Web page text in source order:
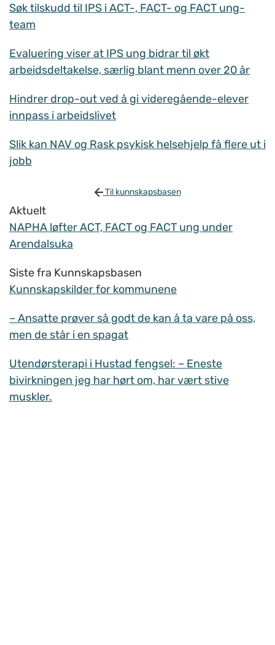
Søk tilskudd til IPS i ACT-, FACT- og FACT ung-
team
Evaluering viser at IPS ung bidrar til økt
arbeidsdeltakelse, særlig blant menn over 20 år
Hindrer drop-out ved å gi videregående-elever
innpass i arbeidslivet
Slik kan NAV og Rask psykisk helsehjelp få flere ut i
jobb
Til kunnskapsbasen
Aktuelt
NAPHA løfter ACT, FACT og FACT ung under
Arendalsuka
Siste fra Kunnskapsbasen
Kunnskapskilder for kommunene
– Ansatte prøver så godt de kan å ta vare på oss,
men de står i en spagat
Utendørsterapi i Hustad fengsel: – Eneste
bivirkningen jeg har hørt om, har vært stive
muskler.